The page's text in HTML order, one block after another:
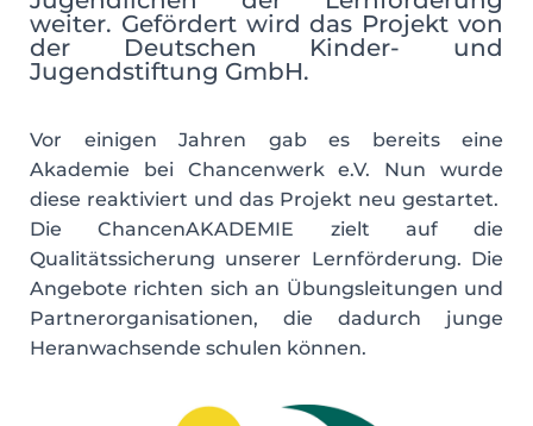
weiter. Gefördert wird das Projekt von
der Deutschen Kinder- und
Jugendstiftung GmbH.
Vor einigen Jahren gab es bereits eine
Akademie bei Chancenwerk e.V. Nun wurde
diese reaktiviert und das Projekt neu gestartet.
Die ChancenAKADEMIE zielt auf die
Qualitätssicherung unserer Lernförderung. Die
Angebote richten sich an Übungsleitungen und
Partnerorganisationen, die dadurch junge
Heranwachsende schulen können.